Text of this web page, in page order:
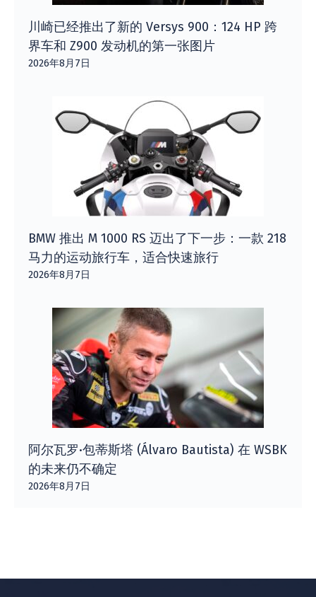
川崎已经推出了新的 Versys 900：124 HP 跨
界车和 Z900 发动机的第一张图片
2026年8月7日
BMW 推出 M 1000 RS 迈出了下一步：一款 218
马力的运动旅行车，适合快速旅行
2026年8月7日
阿尔瓦罗·包蒂斯塔 (Álvaro Bautista) 在 WSBK
的未来仍不确定
2026年8月7日